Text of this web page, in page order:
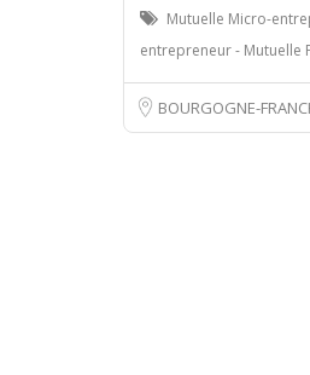
Mutuelle Micro-
entrepreneur - Mutuelle
BOURGOGNE-